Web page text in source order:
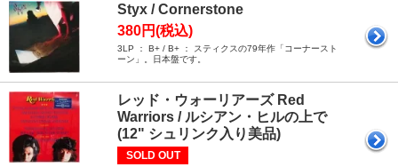
Styx / Cornerstone
380円(税込)
3LP ： B+ / B+ ： スティクスの79年作「コーナースト
ーン」。日本盤です。
レッド・ウォーリアーズ Red
Warriors / ルシアン・ヒルの上で
(12" シュリンク入り美品)
SOLD OUT